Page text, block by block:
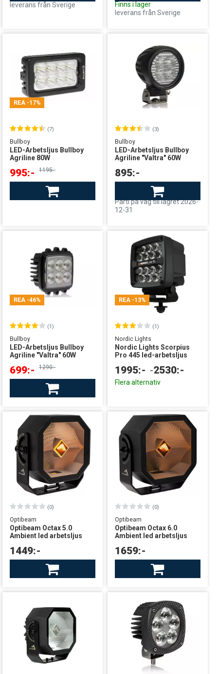
leverans från Sverige
Finns i lager
leverans från Sverige
REA -17%
Bullboy
LED-Arbetsljus Bullboy
Agriline 80W
(7)
995:- 1195:-
Finns i lager
leverans från Sverige
Bullboy
LED-Arbetsljus Bullboy
Agriline "Valtra" 60W
(3)
895:-
Beställningsvara
leverans från centrallager
Parti på väg till lagret 2026-
12-31
REA -46%
Bullboy
LED-Arbetsljus Bullboy
Agriline "Valtra" 60W
(1)
699:- 1290:-
Finns i lager
leverans från Sverige
REA -13%
Nordic Lights
Nordic Lights Scorpius
Pro 445 led-arbetsljus
(1)
1995:- -2530:-
Flera alternativ
Optibeam
Optibeam Octax 5.0
Ambient led arbetsljus
(0)
1449:-
Finns i lager
leverans från Sverige
Optibeam
Optibeam Octax 6.0
Ambient led arbetsljus
(0)
1659:-
Finns i lager
leverans från Sverige